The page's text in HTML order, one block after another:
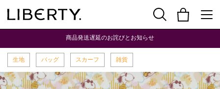
商品発送遅延のお詫びとお知らせ
生地 バッグ スカーフ 雑貨